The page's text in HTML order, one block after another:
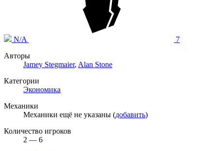
N/A
7
Авторы
Jamey Stegmaier, Alan Stone
Категории
Экономика
Механики
Механики ещё не указаны (добавить)
Количество игроков
2 — 6